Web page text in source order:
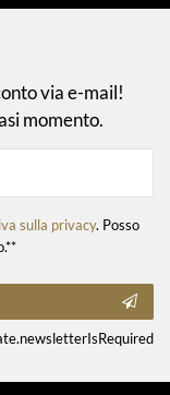
via e-mail!
momento.
sulla privacy. Posso